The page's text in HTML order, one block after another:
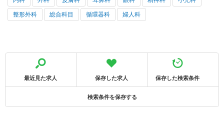
整形外科 総合科目 循環器科 婦人科
最近見た求人 保存した求人 保存した検索条件
検索条件を保存する